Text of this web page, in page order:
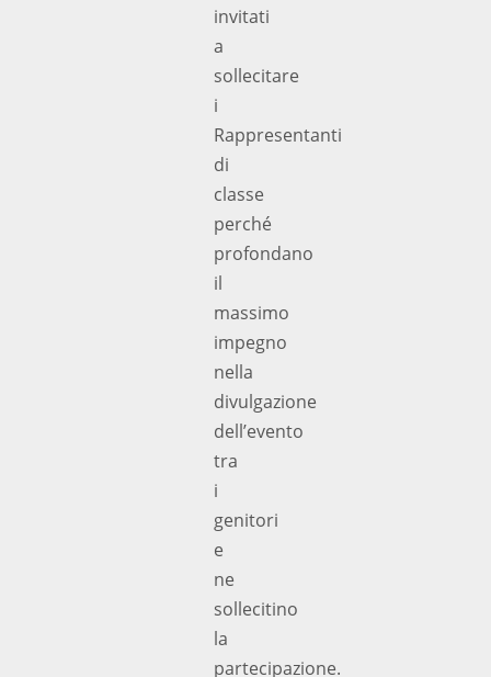
invitati
a
sollecitare
i
Rappresentanti
di
classe
perché
profondano
il
massimo
impegno
nella
divulgazione
dell’evento
tra
i
genitori
e
ne
sollecitino
la
partecipazione.